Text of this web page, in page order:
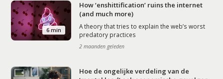
6 min
How ‘enshittification’ ruins the internet
(and much more)
A theory that tries to explain the web’s worst
predatory practices
2 maanden geleden
Hoe de ongelijke verdeling van de